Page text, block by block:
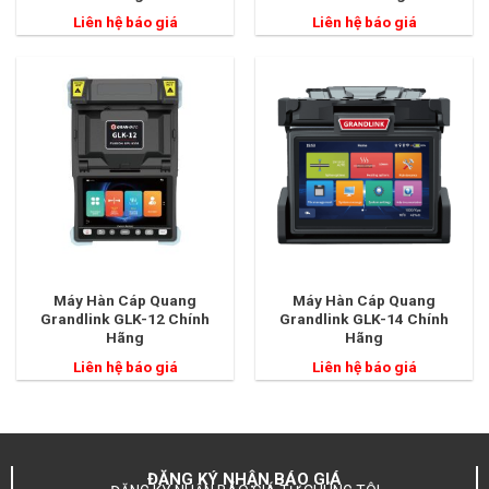
mà không cần kiểm tra thủ công toàn tuyến.
GLK-3500
Đo chiều dài sợi quang:Đo chính xác tổng độ dài tuyến
Liên hệ báo giá
Liên hệ báo giá
Máy Hàn Cáp Quang
Grandlink GLK-12 Chính
Hãng
Liên hệ báo giá
Máy Hàn Cáp Quang
Grandlink GLK-14 Chính
Hãng
Liên hệ báo giá
ĐĂNG KÝ NHẬN BÁO GIÁ